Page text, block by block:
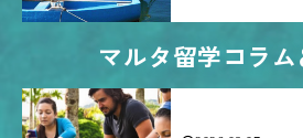
マルタ留学コラ